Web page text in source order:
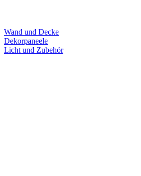
Wand und Decke
Dekorpaneele
Licht und Zubehör